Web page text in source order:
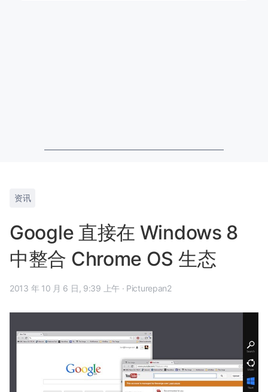
资讯
Google 直接在 Windows 8
中整合 Chrome OS 生态
2013 年 10 月 6 日, 9:39 上午 · Picturepan2